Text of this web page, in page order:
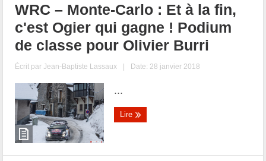
WRC – Monte-Carlo : Et à la fin,
c'est Ogier qui gagne ! Podium
de classe pour Olivier Burri
Écrit parJean-Baptiste Lassaux | Date: 28 janvier 2018
...
Lire